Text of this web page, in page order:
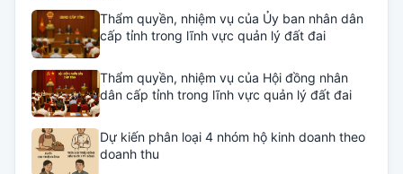
Thẩm quyền, nhiệm vụ của Ủy ban nhân dân
cấp tỉnh trong lĩnh vực quản lý đất đai
Thẩm quyền, nhiệm vụ của Hội đồng nhân
dân cấp tỉnh trong lĩnh vực quản lý đất đai
Dự kiến phân loại 4 nhóm hộ kinh doanh theo
doanh thu